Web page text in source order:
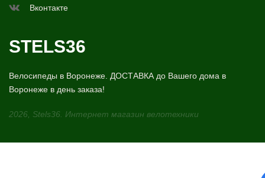
Вконтакте
STELS36
Велосипеды в Воронеже. ДОСТАВКА до Вашего дома в
Воронеже в день заказа!
2026, Stels36. Интернет магазин велотехники